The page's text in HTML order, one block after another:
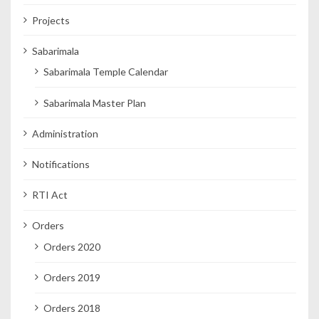
Projects
Sabarimala
Sabarimala Temple Calendar
Sabarimala Master Plan
Administration
Notifications
RTI Act
Orders
Orders 2020
Orders 2019
Orders 2018